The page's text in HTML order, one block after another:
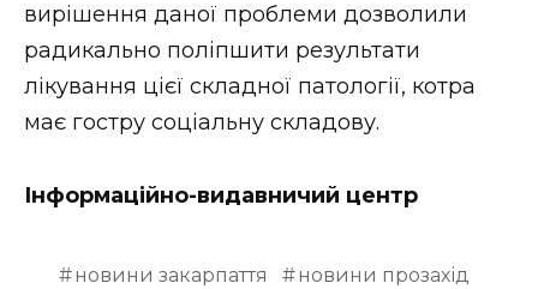
вирішення даної проблеми дозволили
радикально поліпшити результати
лікування цієї складної патології, котра
має гостру соціальну складову.
Інформаційно-видавничий центр
новини закарпаття
новини прозахід